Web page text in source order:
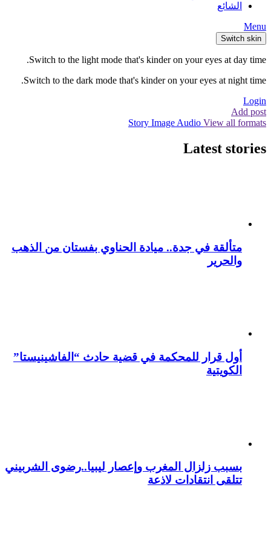
الشائع
Menu
Switch skin
Switch to the light mode that's kinder on your eyes at day time.
Switch to the dark mode that's kinder on your eyes at night time.
Login
Add post
Story Image Audio View all formats
Latest stories
متألقة في جدة.. ميادة الحناوي بفستان من الذهب
والحرير
أول قرار للمحكمة في قضية حادث “الفاشينيستا”
الكويتية
بسبب زلزال المغرب وإعصار ليبيا..رضوى الشربيني
تتلقى انتقادات لاذعة